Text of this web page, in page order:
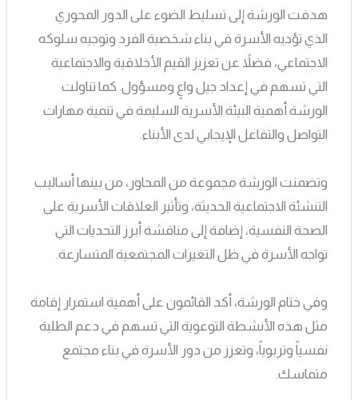
هدفت الورشة إلى تسليط الضوء على الدور المحوري
الذي تؤديه الأسرة في بناء شخصية الفرد وتوجيه سلوكه
الاجتماعي، فضلاً عن تعزيز القيم الأخلاقية والاجتماعية
التي تسهم في إعداد جيل واعٍ ومسؤول. كما تناولت
الورشة أهمية البيئة الأسرية السليمة في تنمية مهارات
التواصل والتفاعل الإيجابي لدى الأبناء.
وتضمنت الورشة مجموعة من المحاور، من بينها أساليب
التنشئة الاجتماعية الحديثة، وتأثير العلاقات الأسرية على
الصحة النفسية، إضافة إلى مناقشة أبرز التحديات التي
تواجه الأسرة في ظل التغيرات المجتمعية المتسارعة.
وفي ختام الورشة، أكد القائمون على أهمية استمرار إقامة
مثل هذه الأنشطة التوعوية التي تسهم في دعم الطلبة
نفسياً وتربوياً، وتعزز من دور الأسرة في بناء مجتمع
متماسك.